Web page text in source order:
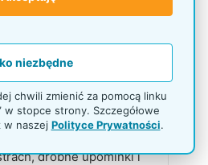
i mała galanteria
łańcuszki,
modowa,
drobne upominki i
niezbędne
chwili zmienić za pomocą linku
w stopce strony. Szczegółowe
w naszej Polityce Prywatności.